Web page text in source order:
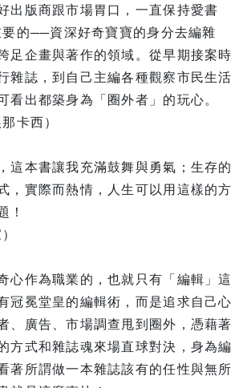
出版商跟市場胃口，一直保持愛書
的──資深好奇寶寶的身分去編雜
足企畫與著作的領域。從早期接案時
雜誌，到自己主編各種觀察市民生活
看出都築身為「圈外者」的玩心。
卡西）
這本書讓我充滿鼓舞與勇氣；生存的
，實際而熱情，人生可以用這樣的方
！
心作為職業的，也就只有「編輯」這
冠冕堂皇的編輯術，而是追求自己心
、廣告、市場調查甩到圈外，憑藉著
方式和雜誌魂來場直球對決，身為編
著所謂做一本雜誌該有的任性與無所